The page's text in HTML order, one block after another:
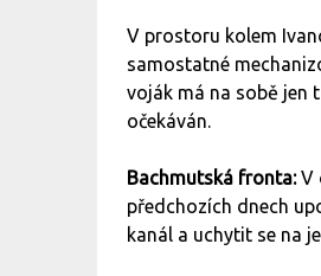
V prostoru kolem
samostatné
voják má na sobě jen
očekáván.
Bachmutská fronta:V
předchozích dnech
kanál a uchytit se na